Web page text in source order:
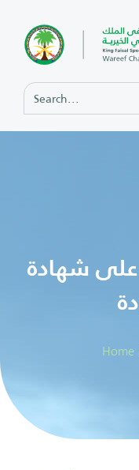
على شهادة
Home